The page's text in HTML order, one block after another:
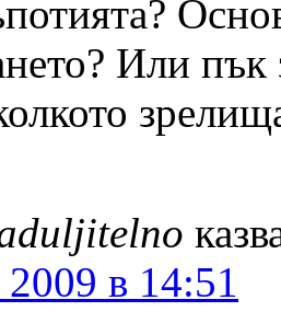
Или пък
2009 в 14:51